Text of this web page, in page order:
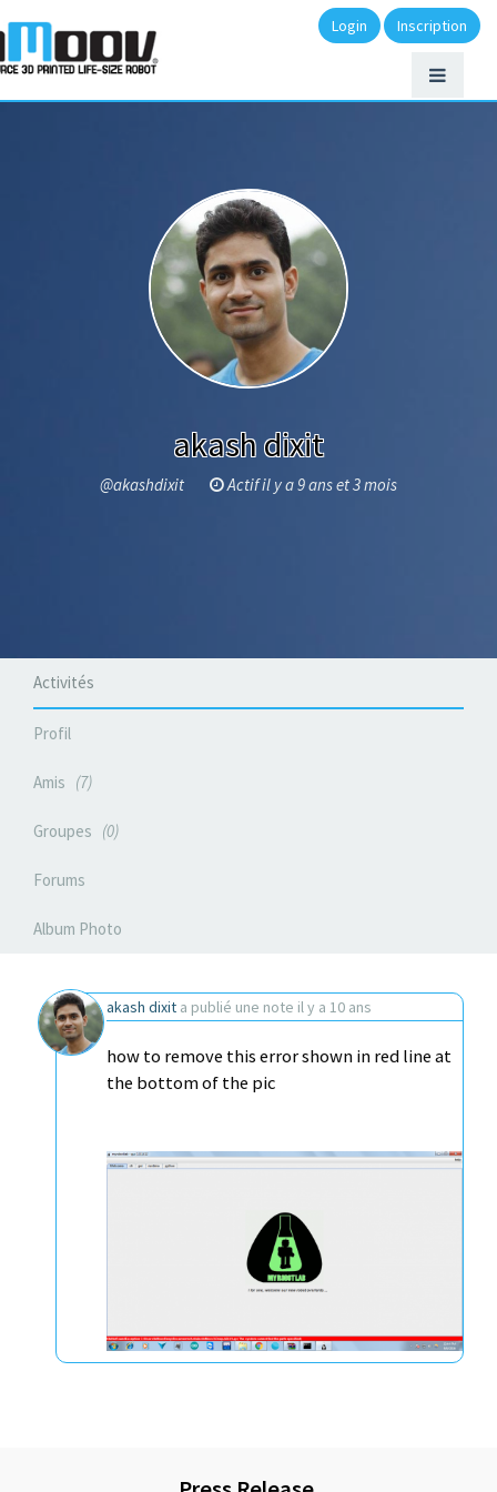
Login Inscription
akash dixit
@akashdixit Actif il y a 9 ans et 3 mois
Activités
Profil
Amis 7
Groupes 0
Forums
Album Photo
akash dixit a publié une note il y a 10 ans
how to remove this error shown in red line at
the bottom of the pic